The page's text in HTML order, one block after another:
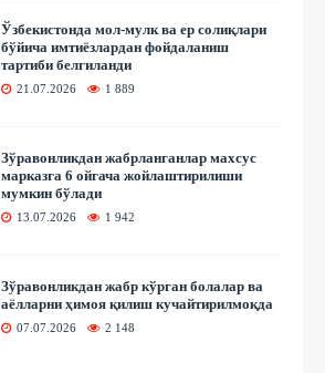
Ўзбекистонда мол-мулк ва ер солиқлари
бўйича имтиёзлардан фойдаланиш
тартиби белгиланди
21.07.2026 1 889
Зўравонликдан жабрланганлар махсус
марказга 6 ойгача жойлаштирилиши
мумкин бўлади
13.07.2026 1 942
Зўравонликдан жабр кўрган болалар ва
аёлларни ҳимоя қилиш кучайтирилмоқда
07.07.2026 2 148